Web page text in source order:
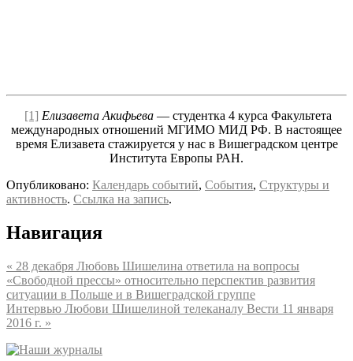
[1] Елизавета Акифьева — студентка 4 курса Факультета
международных отношений МГИМО МИД РФ. В настоящее
время Елизавета стажируется у нас в Вишеградском центре
Института Европы РАН.
Опубликовано: Календарь событий, События, Структуры и
активность. Ссылка на запись.
Навигация
« 28 декабря Любовь Шишелина ответила на вопросы
«Свободной прессы» относительно перспектив развития
ситуации в Польше и в Вишеградской группе
Интервью Любови Шишелиной телеканалу Вести 11 января
2016 г. »